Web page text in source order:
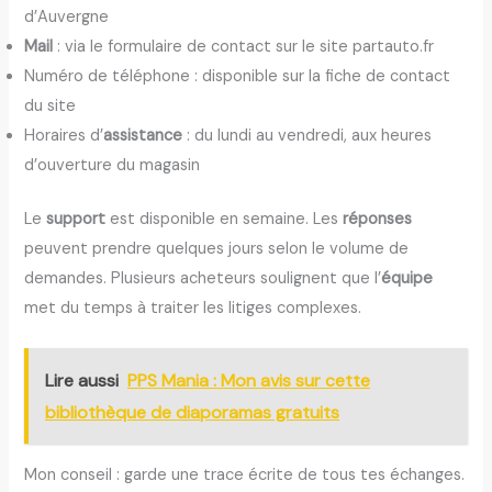
d’Auvergne
Mail : via le formulaire de contact sur le site partauto.fr
Numéro de téléphone : disponible sur la fiche de contact
du site
Horaires d’assistance : du lundi au vendredi, aux heures
d’ouverture du magasin
Lesupport est disponible en semaine. Lesréponses
peuvent prendre quelques jours selon le volume de
demandes. Plusieurs acheteurs soulignent que l’équipe
met du temps à traiter les litiges complexes.
Lire aussi PPS Mania : Mon avis sur cette
bibliothèque de diaporamas gratuits
Mon conseil : garde une trace écrite de tous tes échanges.